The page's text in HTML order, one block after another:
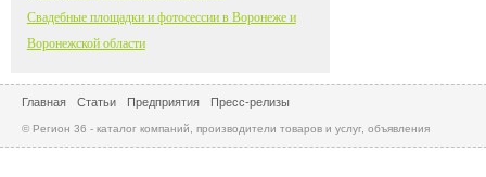
Свадебные площадки и фотосессии в Воронеже и
Воронежской области
Главная Статьи Предприятия Пресс-релизы
© Регион 36 - каталог компаний, производители товаров и услуг, объявления